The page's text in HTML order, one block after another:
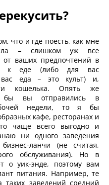
что и где поесть, как мне
– слишком уж все
от ваших предпочтений в
к еде (либо для вас
вас еда – это культ) и,
кошелька. Опять же
бы вы отправились в
недели, то я бы
кафе, ресторанах и
чаще всего выгодно и
ни одного заведения
ланчи (не считая,
обслуживания). Но в
о уик-энде, поэтому вам
питания. Например, те
заведений средний